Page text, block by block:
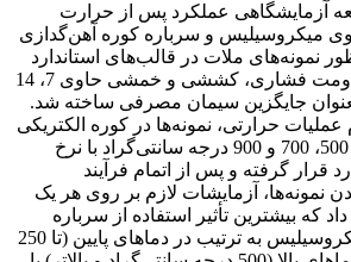
آزمایشگاهی عملکرد پس از حرارت
میکروسیلیس و سرباره کوره آهن‌گدازی
نمونه‌های ملات در قالب‌های استاندارد
جهت انجام تست مقاومت فشاری، کششی و خمشی حاوی 7، 14
بعنوان جایگزین سیمان مصرفی ساخته شد.
حرارتی، نمونه‌ها در کوره الکتریکی
در دماهای 100، 250، 500، 700 و 900 درجه سانتی‌گراد با نرخ
قرار گرفته و پس از اتمام فرآیند
آزمایشات لازم بر روی هر یک
که بیشترین تأثیر استفاده از سرباره
کوره آهن‌گدازی و میکروسیلیس به ترتیب در دماهای پایین (تا 250